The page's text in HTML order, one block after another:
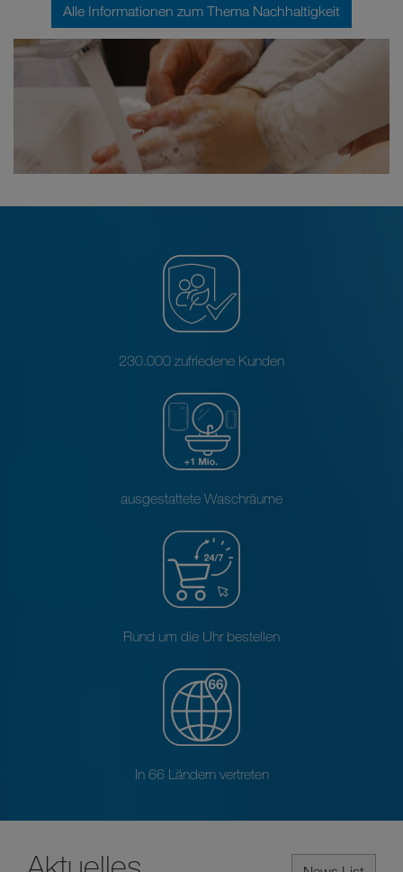
Alle Informationen zum Thema Nachhaltigkeit
230.000 zufriedene Kunden
ausgestattete Waschräume
Rund um die Uhr bestellen
In 66 Ländern vertreten